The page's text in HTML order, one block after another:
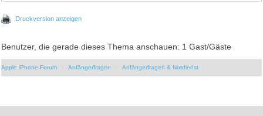
Druckversion anzeigen
Benutzer, die gerade dieses Thema anschauen: 1 Gast/Gäste
Apple iPhone Forum Anfängerfragen Anfängerfragen & Notdienst